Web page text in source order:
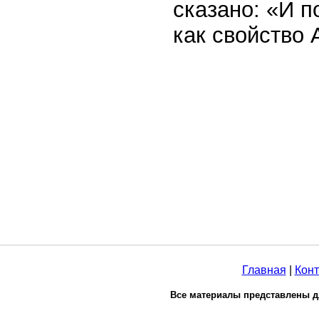
сказано: «И
как свойство
Главная
Все материалы представлены